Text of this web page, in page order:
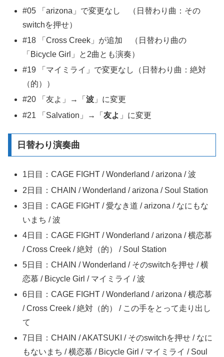
#05 「arizona」で変更なし （日替わり曲：その
switchを押せ）
#18 「Cross Creek」が追加 （日替わり曲の
「Bicycle Girl」と2曲とも演奏）
#19 「マイミライ」で変更なし（日替わり曲：絶対
（的））
#20 「友よ」→「波 」に変更
#21 「Salvation」→「友よ 」に変更
日替わり演奏曲
1日目：CAGE FIGHT / Wonderland / arizona / 波
2日目：CHAIN / Wonderland / arizona / Soul Station
3日目：CAGE FIGHT / 愛なき道 / arizona / なにもな
いまち / 波
4日目：CAGE FIGHT / Wonderland / arizona / 横恋慕
/ Cross Creek / 絶対（的） / Soul Station
5日目：CHAIN / Wonderland / そのswitchを押せ / 横
恋慕 / Bicycle Girl / マイミライ / 波
6日目：CAGE FIGHT / Wonderland / arizona / 横恋慕
/ Cross Creek / 絶対（的） / この手をとって走り出し
て
7日目：CHAIN / AKATSUKI / そのswitchを押せ / なに
もないまち / 横恋慕 / Bicycle Girl / マイミライ / Soul